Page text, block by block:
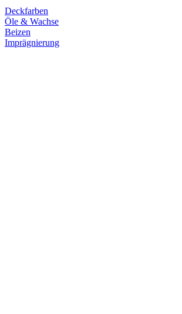
Deckfarben
Öle & Wachse
Beizen
Imprägnierung